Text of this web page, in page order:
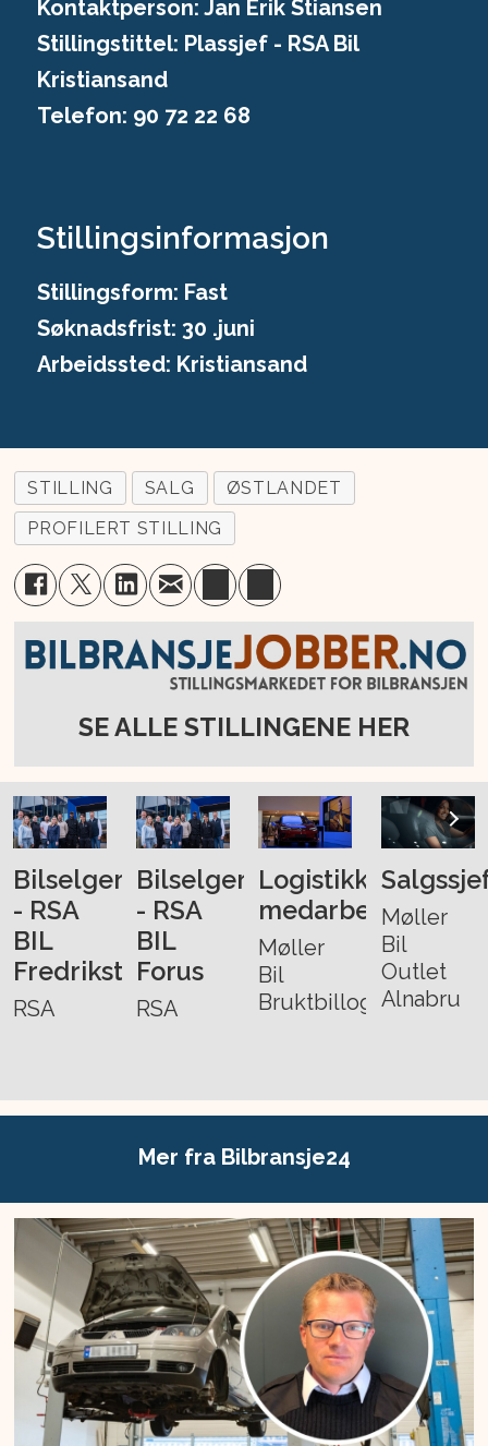
Kontaktperson: Jan Erik Stiansen
Stillingstittel: Plassjef - RSA Bil
Kristiansand
Telefon: 90 72 22 68
Stillingsinformasjon
Stillingsform: Fast
Søknadsfrist: 30 .juni
Arbeidssted: Kristiansand
STILLING SALG
ØSTLANDET
PROFILERT STILLING
SE ALLE STILLINGENE HER
Bilselger
- RSA
BIL
Fredrikstad
RSA
Bilselger
- RSA
BIL
Forus
RSA
Logistikk-
medarbeider
Møller
Bil
Bruktbillogistikk
Møller
Bil
Outlet
Alnabru
Mer fra Bilbransje24